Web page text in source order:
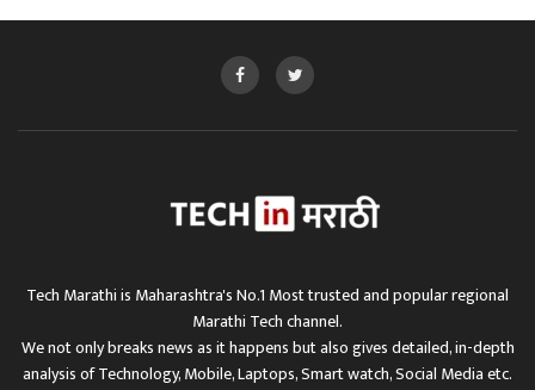
Tech Marathi is Maharashtra's No.1 Most trusted and popular regional
Marathi Tech channel.
We not only breaks news as it happens but also gives detailed, in-depth
analysis of Technology, Mobile, Laptops, Smart watch, Social Media etc.